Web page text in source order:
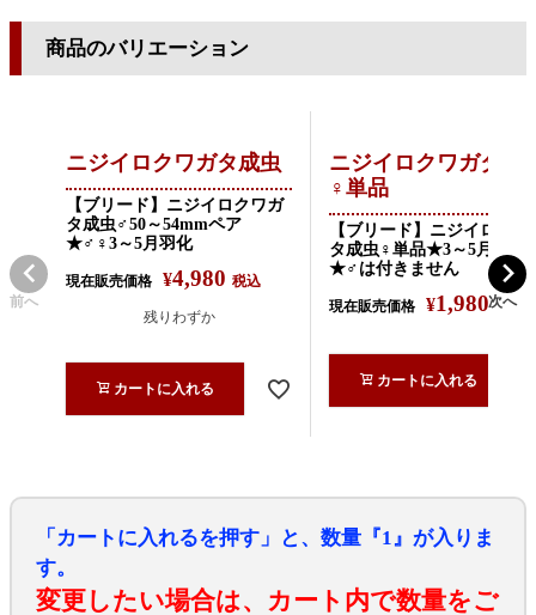
商品のバリエーション
前へ
ニジイロクワガタ成虫
【ブリード】ニジイロクワガ
タ成虫♂50～54mmペア
★♂♀3～5月羽化
現在販売価格 ¥4,980 税込
残りわずか
カートに入れる
ニジイロクワガタ成
♀単品
【ブリード】ニジイロクワ
タ成虫♀単品★3～5月羽化
★♂は付きません
現在販売価格 ¥1,980 税込
カートに入れる
次へ
「カートに入れるを押す」と、数量『1』が入りま
す。
変更したい場合は、カート内で数量をご